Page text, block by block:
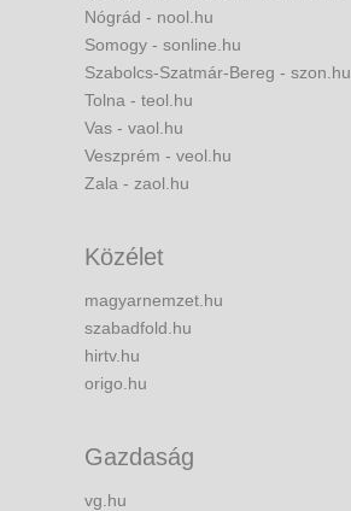
Nógrád - nool.hu
Somogy - sonline.hu
Szabolcs-Szatmár-Bereg - szon.hu
Tolna - teol.hu
Vas - vaol.hu
Veszprém - veol.hu
Zala - zaol.hu
Közélet
magyarnemzet.hu
szabadfold.hu
hirtv.hu
origo.hu
Gazdaság
vg.hu